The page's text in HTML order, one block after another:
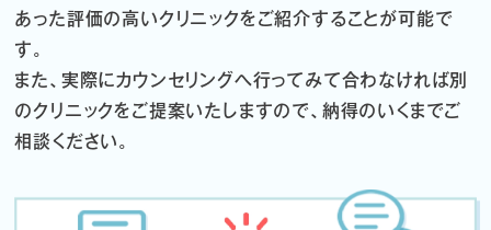
あった評価の高いクリニックをご紹介することが可能で
す。
また、実際にカウンセリングへ行ってみて合わなければ別
のクリニックをご提案いたしますので、納得のいくまでご
相談ください。